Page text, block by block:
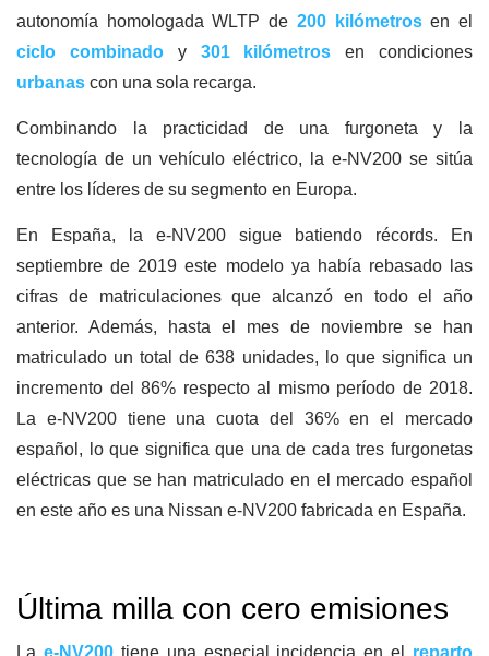
autonomía homologada WLTP de 200 kilómetrosen el
ciclo combinadoy 301 kilómetros en condiciones
urbanas con una sola recarga.
Combinando la practicidad de una furgoneta y la
tecnología de un vehículo eléctrico, la e-NV200 se sitúa
entre los líderes de su segmento en Europa.
En España, la e-NV200 sigue batiendo récords. En
septiembre de 2019 este modelo ya había rebasado las
cifras de matriculaciones que alcanzó en todo el año
anterior. Además, hasta el mes de noviembre se han
matriculado un total de 638 unidades, lo que significa un
incremento del 86% respecto al mismo período de 2018.
La e-NV200 tiene una cuota del 36% en el mercado
español, lo que significa que una de cada tres furgonetas
eléctricas que se han matriculado en el mercado español
en este año es una Nissan e-NV200 fabricada en España.
Última milla con cero emisiones
La e-NV200tiene una especial incidencia en el reparto